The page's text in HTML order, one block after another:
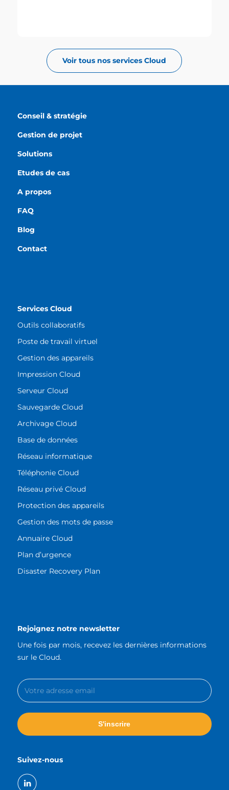
Voir tous nos services Cloud
Conseil & stratégie
Gestion de projet
Solutions
Etudes de cas
A propos
FAQ
Blog
Contact
Services Cloud
Outils collaboratifs
Poste de travail virtuel
Gestion des appareils
Impression Cloud
Serveur Cloud
Sauvegarde Cloud
Archivage Cloud
Base de données
Réseau informatique
Téléphonie Cloud
Réseau privé Cloud
Protection des appareils
Gestion des mots de passe
Annuaire Cloud
Plan d’urgence
Disaster Recovery Plan
Rejoignez notre newsletter
Une fois par mois, recevez les dernières informations
sur le Cloud.
Suivez-nous